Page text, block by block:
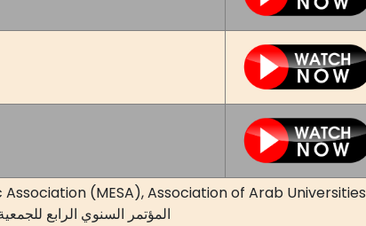
(MESA), Association of Arab Universities
المؤتمر السنوي الرابع